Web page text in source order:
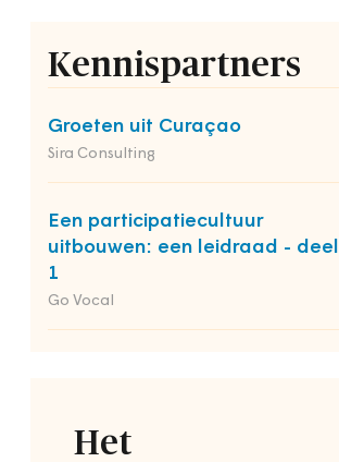
Kennispartners
Groeten uit Curaçao
Sira Consulting
Een participatiecultuur
uitbouwen: een leidraad - deel
1
Go Vocal
Het